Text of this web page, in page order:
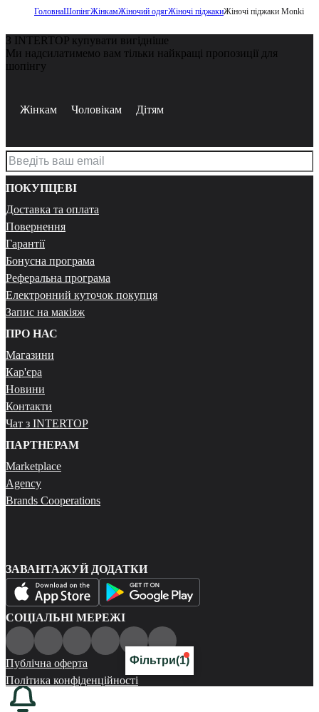
ГоловнаШопінгЖінкамЖіночий одягЖіночі піджакиЖіночі піджаки Monki
Фільтри(1)
З INTERTOP купувати вигідніше
Ми надсилатимемо вам тільки найкращі пропозиції для
шопінгу
Жінкам Чоловікам Дітям
ПОКУПЦЕВІ
Доставка та оплата
Повернення
Гарантії
Бонусна програма
Реферальна програма
Електронний куточок покупця
Запис на макіяж
ПРО НАС
Магазини
Кар'єра
Новини
Контакти
Чат з INTERTOP
ПАРТНЕРАМ
Marketplace
Agency
Brands Cooperations
ЗАВАНТАЖУЙ ДОДАТКИ
СОЦІАЛЬНІ МЕРЕЖІ
Публічна оферта
Політика конфіденційності
Карта сайту